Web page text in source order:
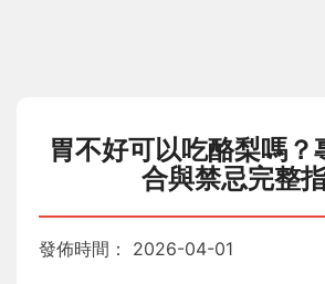
胃不好可以吃酪梨嗎？
合與禁忌完整
發佈時間： 2026-04-01